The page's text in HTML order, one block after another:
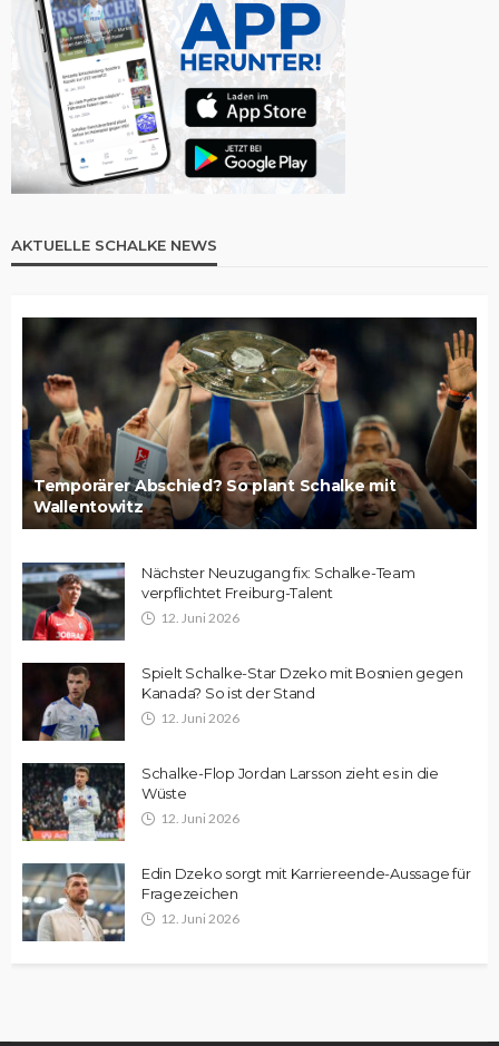
AKTUELLE SCHALKE NEWS
Temporärer Abschied? So plant Schalke mit
Wallentowitz
Nächster Neuzugang fix: Schalke-Team
verpflichtet Freiburg-Talent
12. Juni 2026
Spielt Schalke-Star Dzeko mit Bosnien gegen
Kanada? So ist der Stand
12. Juni 2026
Schalke-Flop Jordan Larsson zieht es in die
Wüste
12. Juni 2026
Edin Dzeko sorgt mit Karriereende-Aussage für
Fragezeichen
12. Juni 2026